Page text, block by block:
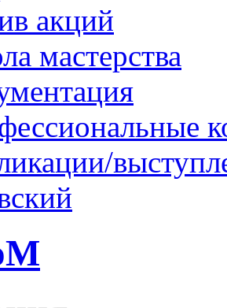
акций
мастерства